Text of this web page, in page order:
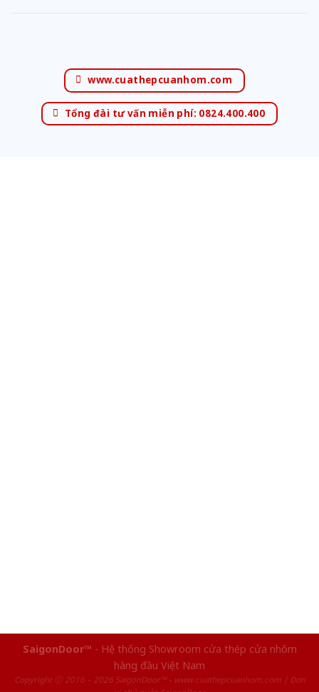
www.cuathepcuanhom.com
Tổng đài tư vấn miễn phí: 0824.400.400
SaigonDoor™ - Hệ thống Showroom cửa thép cửa nhôm
hàng đầu Việt Nam
Copyright ⓒ 2016 – 2026 SaigonDoor™ - www.cuathepcuanhom.com | Đơn